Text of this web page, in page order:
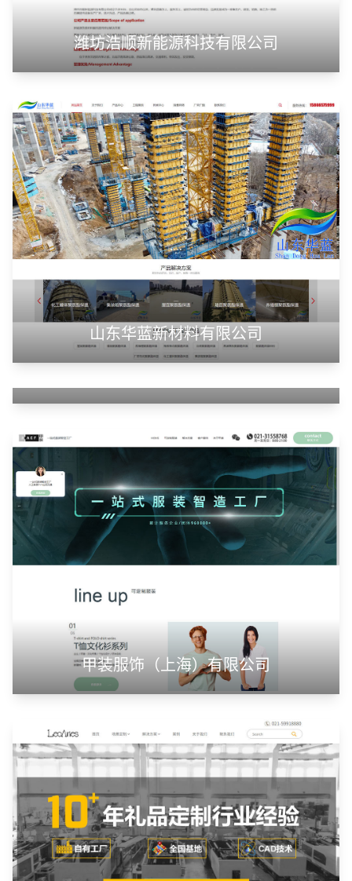
潍坊浩顺新能源科技有限公司
山东华蓝新材料有限公司
山东神州智慧教育有限公司